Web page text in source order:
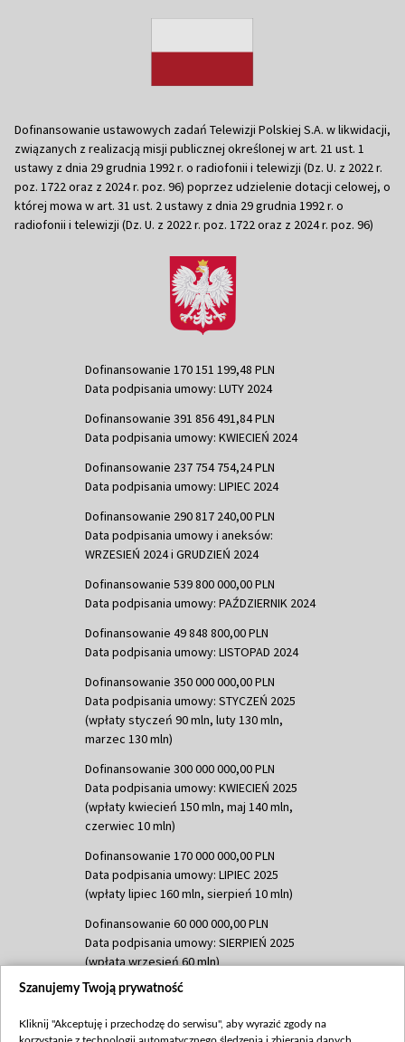
Dofinansowanie ustawowych zadań Telewizji Polskiej S.A. w likwidacji,
związanych z realizacją misji publicznej określonej w art. 21 ust. 1
ustawy z dnia 29 grudnia 1992 r. o radiofonii i telewizji (Dz. U. z 2022 r.
poz. 1722 oraz z 2024 r. poz. 96) poprzez udzielenie dotacji celowej, o
której mowa w art. 31 ust. 2 ustawy z dnia 29 grudnia 1992 r. o
radiofonii i telewizji (Dz. U. z 2022 r. poz. 1722 oraz z 2024 r. poz. 96)
Dofinansowanie 170 151 199,48 PLN
Data podpisania umowy: LUTY 2024
Dofinansowanie 391 856 491,84 PLN
Data podpisania umowy: KWIECIEŃ 2024
Dofinansowanie 237 754 754,24 PLN
Data podpisania umowy: LIPIEC 2024
Dofinansowanie 290 817 240,00 PLN
Data podpisania umowy i aneksów:
WRZESIEŃ 2024 i GRUDZIEŃ 2024
Dofinansowanie 539 800 000,00 PLN
Data podpisania umowy: PAŹDZIERNIK 2024
Dofinansowanie 49 848 800,00 PLN
Data podpisania umowy: LISTOPAD 2024
Dofinansowanie 350 000 000,00 PLN
Data podpisania umowy: STYCZEŃ 2025
(wpłaty styczeń 90 mln, luty 130 mln,
marzec 130 mln)
Dofinansowanie 300 000 000,00 PLN
Data podpisania umowy: KWIECIEŃ 2025
(wpłaty kwiecień 150 mln, maj 140 mln,
czerwiec 10 mln)
Dofinansowanie 170 000 000,00 PLN
Data podpisania umowy: LIPIEC 2025
(wpłaty lipiec 160 mln, sierpień 10 mln)
Dofinansowanie 60 000 000,00 PLN
Data podpisania umowy: SIERPIEŃ 2025
(wpłata wrzesień 60 mln)
Dofinansowanie 635 783 051,21 PLN
(wpłata wrzesień 100 mln, październik 350
Szanujemy Twoją prywatność
Kliknij "Akceptuję i przechodzę do serwisu", aby wyrazić zgody na